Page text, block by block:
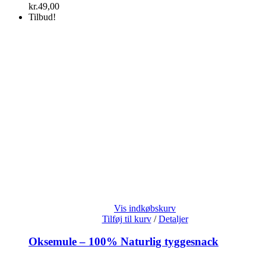
kr.49,00
Tilbud!
Vis indkøbskurv
Tilføj til kurv / Detaljer
Oksemule – 100% Naturlig tyggesnack